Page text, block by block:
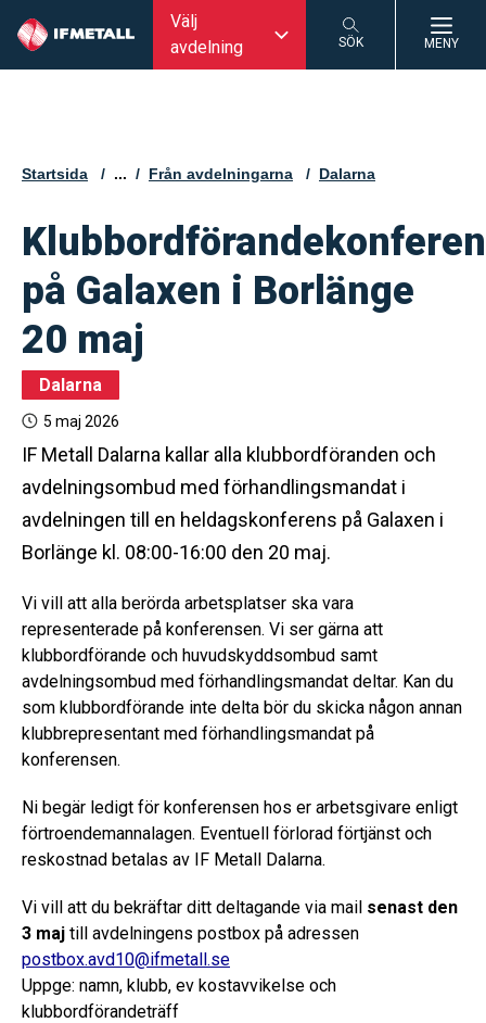
Välj
avdelning
SÖK MENY
Startsida ... Från avdelningarna Dalarna
på Galaxen i Borlänge
20 maj
Dalarna
5 maj 2026
IF Metall Dalarna kallar alla klubbordföranden och
avdelningsombud med förhandlingsmandat i
avdelningen till en heldagskonferens på Galaxen i
Borlänge kl. 08:00-16:00 den 20 maj.
Vi vill att alla berörda arbetsplatser ska vara
representerade på konferensen. Vi ser gärna att
klubbordförande och huvudskyddsombud samt
avdelningsombud med förhandlingsmandat deltar. Kan du
som klubbordförande inte delta bör du skicka någon annan
klubbrepresentant med förhandlingsmandat på
konferensen.
Ni begär ledigt för konferensen hos er arbetsgivare enligt
förtroendemannalagen. Eventuell förlorad förtjänst och
reskostnad betalas av IF Metall Dalarna.
Vi vill att du bekräftar ditt deltagande via mail senast den
3 maj till avdelningens postbox på adressen
postbox.avd10@ifmetall.se
Uppge: namn, klubb, ev kostavvikelse och
klubbordförandeträff